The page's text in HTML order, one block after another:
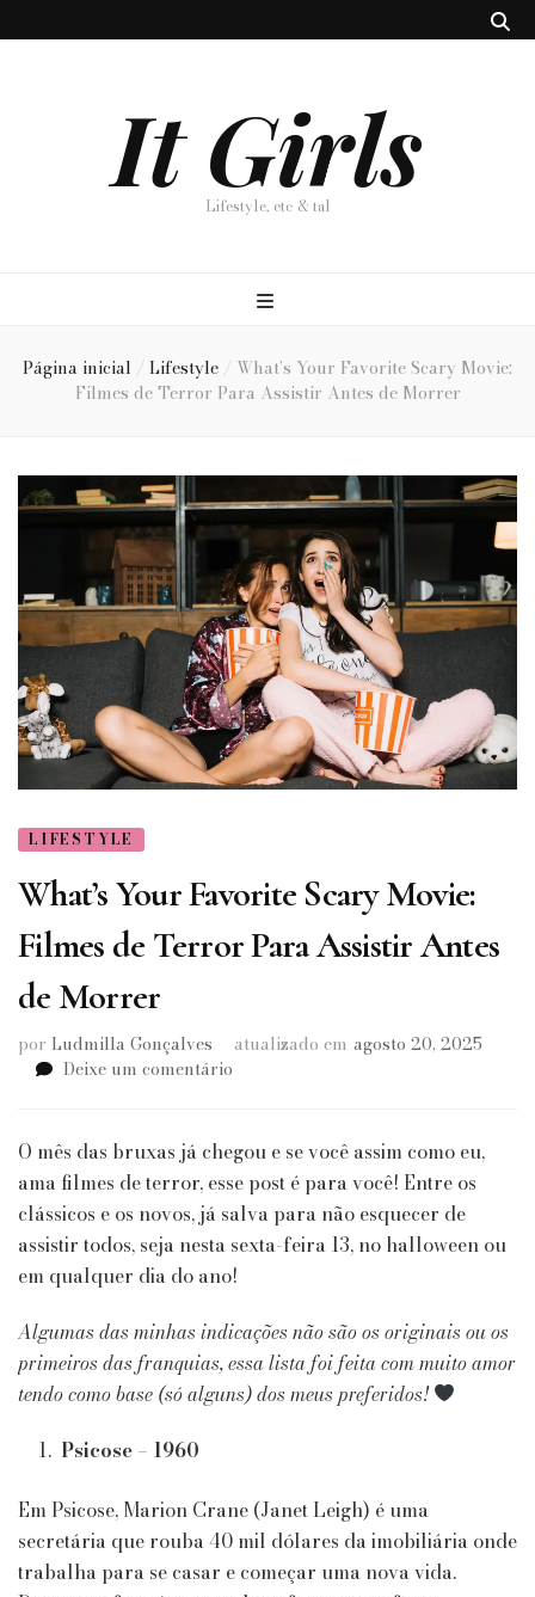
It Girls
Lifestyle, etc & tal
Página inicial /Lifestyle / What’s Your Favorite Scary Movie:
Filmes de Terror Para Assistir Antes de Morrer
LIFESTYLE
What’s Your Favorite Scary Movie:
Filmes de Terror Para Assistir Antes
de Morrer
por Ludmilla Gonçalves atualizado em agosto 20, 2025
Deixe um comentário
Favorite
Scary
Movie:
Filmes
de
Terror
Assistir
Antes
de
Morrer
O mês das bruxas já chegou e se você assim como eu,
ama filmes de terror, esse post é para você! Entre os
clássicos e os novos, já salva para não esquecer de
assistir todos, seja nesta sexta-feira 13, no halloween ou
em qualquer dia do ano!
Algumas das minhas indicações não são os originais ou os
primeiros das franquias, essa lista foi feita com muito amor
tendo como base (só alguns) dos meus preferidos!
Psicose – 1960
Em Psicose, Marion Crane (Janet Leigh) é uma
secretária que rouba 40 mil dólares da imobiliária onde
trabalha para se casar e começar uma nova vida.